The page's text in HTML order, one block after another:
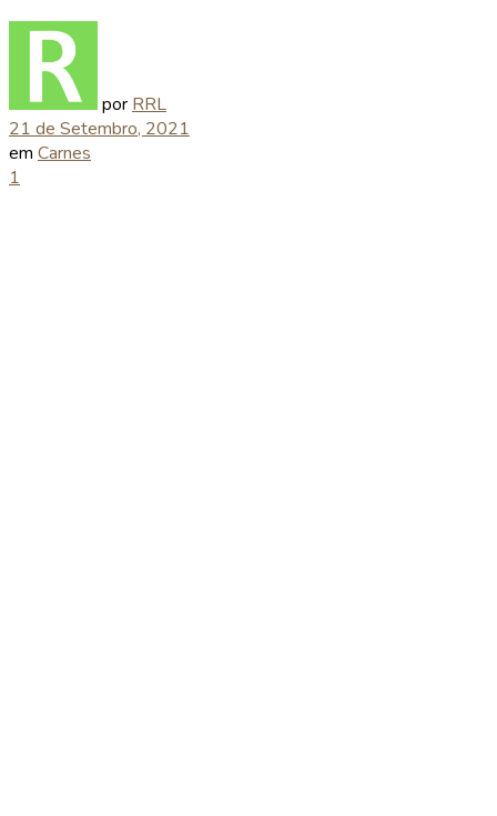
por RRL
21 de Setembro, 2021
em Carnes
1